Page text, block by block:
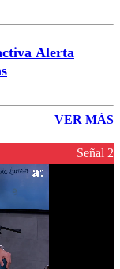
Alerta
VER MÁS
Señal 2